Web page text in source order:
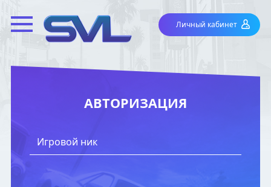
Личный кабинет
АВТОРИЗАЦИЯ